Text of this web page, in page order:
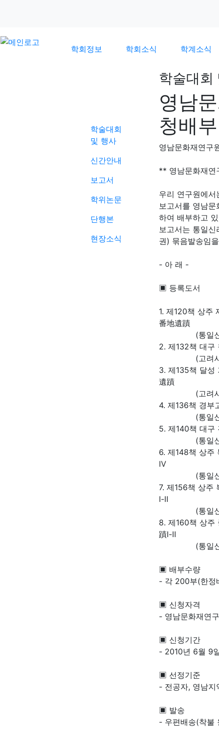
학회정보 학회소식 학계소식
학술대회
및 행사
신간안내
보고서
학위논문
단행본
현장소식
학술대회
영남
청배
영남문화재연구
** 영남문화재연
우리 연구원에
보고서를 영남문
하여 배부하고
보고서는 통일
권) 묶음발송임
- 아 래 -
▣ 등록도서
1. 제120책 상주
番地遺蹟
(통일신라-
2. 제132책 대구
(고려시대
3. 제135책 달성
遺蹟
(고려시대
4. 제136책 경부
(통일신라,
5. 제140책 대구
(통일신라
6. 제148책 상주
Ⅳ
(통일신라,
7. 제156책 상주
Ⅰ-Ⅱ
(통일신라-
8. 제160책 상주
蹟Ⅰ-Ⅱ
(통일신라-
▣ 배부수량
- 각 200부(한정
▣ 신청자격
- 영남문화재연
▣ 신청기간
- 2010년 6월 9
▣ 선정기준
- 전공자, 영남지
▣ 발송
- 우편배송(착불